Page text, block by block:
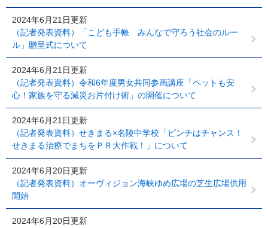
2024年6月21日更新
（記者発表資料）「こども手帳 みんなで守ろう社会のルー
ル」贈呈式について
2024年6月21日更新
（記者発表資料）令和6年度男女共同参画講座「ペットも安
心！家族を守る減災お片付け術」の開催について
2024年6月21日更新
（記者発表資料）せきまる×名陵中学校「ピンチはチャンス！
せきまる治療でまちをＰＲ大作戦！」について
2024年6月20日更新
（記者発表資料）オーヴィジョン海峡ゆめ広場の芝生広場供用
開始
2024年6月20日更新